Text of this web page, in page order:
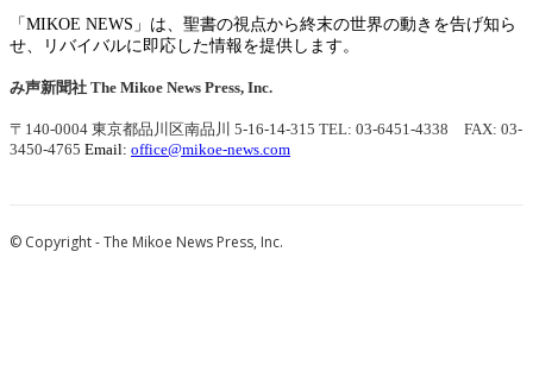
「MIKOE NEWS」は、聖書の視点から終末の世界の動きを告げ知ら
せ、リバイバルに即応した情報を提供します。
み声新聞社 The Mikoe News Press, Inc.
〒140-0004 東京都品川区南品川 5-16-14-315 TEL: 03-6451-4338 FAX: 03-
3450-4765 Email: office@mikoe-news.com
© Copyright - The Mikoe News Press, Inc.